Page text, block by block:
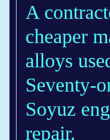
A
cheaper
alloys
Seventy-
Soyuz
repair.